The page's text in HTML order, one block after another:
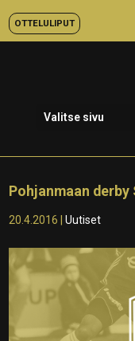
OTTELULIPUT
Valitse sivu
Pohjanmaan
20.4.2016 |Uutiset